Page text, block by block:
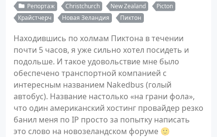
Репортаж
Christchurch New Zealand
Picton
Крайстчерч
Новая Зеландия Пиктон
Находившись по холмам Пиктона в течении
почти 5 часов, я уже сильно хотел посидеть и
подольше. И такое удовольствие мне было
обеспечено транспортной компанией с
интересным названием Nakedbus (голый
автобус). Название настолько «на грани фола»,
что один американский хостинг провайдер резко
банил меня по IP просто за попытку написать
это слово на новозеландском форуме 🙂